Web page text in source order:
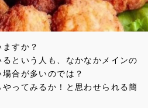
すか？
という人も、なかなかメインの
合が多いのでは？
ってみるか！と思わせられる簡